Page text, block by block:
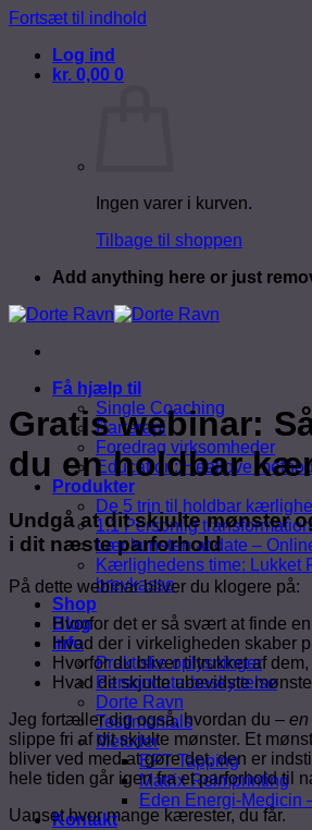
Fortsæt til indhold
Log ind
kr. 0,00 0
Ingen varer i kurven.
Tilbage til shoppen
Add anything here or just
Få hjælp til
Single Coaching
Parterapi
Foredrag virksomheder
Education: Heallove
Produkter
De 5 trin til holdbar
1:1 Personlig transformation
Lær kunsten at date –
Kærlighedens time: Lukket
brevkasse
Shop
Blog
Info
Praktiske oplysninger
Persondata-beskyttelse
Dorte Ravn
Testimonials
Metoder
EFT Tapping
Matrix Reimprinting
Eden Energi-Medicin
Kontakt
Gratis webinar:
du en holdbar
Undgå at dit skjulte mønster
i dit næste parforhold
På dette webinar bliver du klogere på:
Hvorfor det er så svært at finde
Hvad der i virkeligheden skaber
Hvorfor du bliver tiltrukket af
Hvad dit skjulte ubevidste
Jeg fortæller dig også, hvordan du – en
slippe fri af dit skjulte mønster. Et
bliver ved med at gøre det, den er
hele tiden går igen fra et parforhold til
Uanset hvor mange kærester, du får.